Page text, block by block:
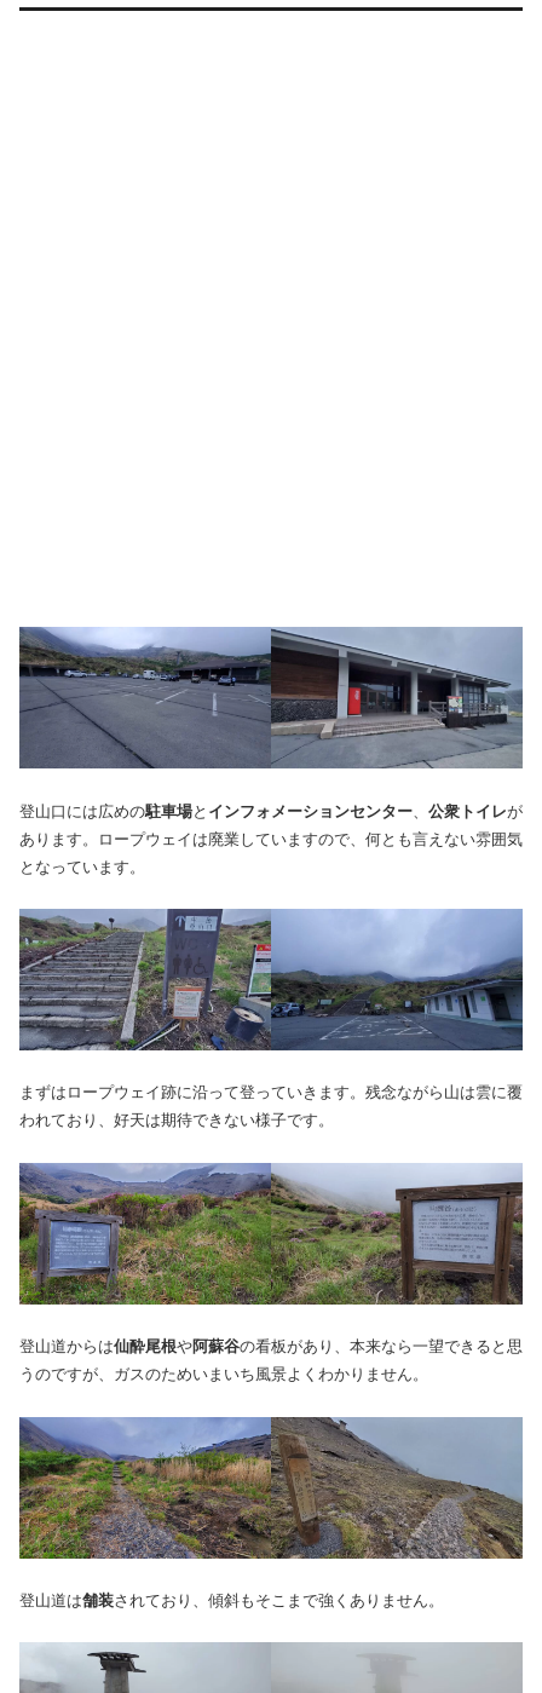
登山口には広めの駐車場と インフォメーションセンター 公衆トイレが
あります。ロープウェイは廃業していますので、何とも言えない雰囲気
となっています。
まずはロープウェイ跡に沿って登っていきます。残念ながら山は雲に覆
われており、好天は期待できない様子です。
登山道からは仙酔尾根や阿蘇谷の看板があり、本来なら一望できると思
うのですが、ガスのためいまいち風景よくわかりません。
登山道は舗装されており、傾斜もそこまで強くありません。